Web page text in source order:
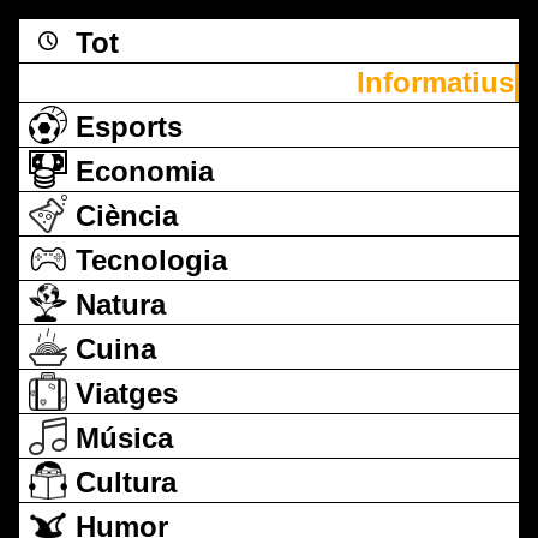
Tot
Informatius
Esports
Economia
Ciència
Tecnologia
Natura
Cuina
Viatges
Música
Cultura
Humor